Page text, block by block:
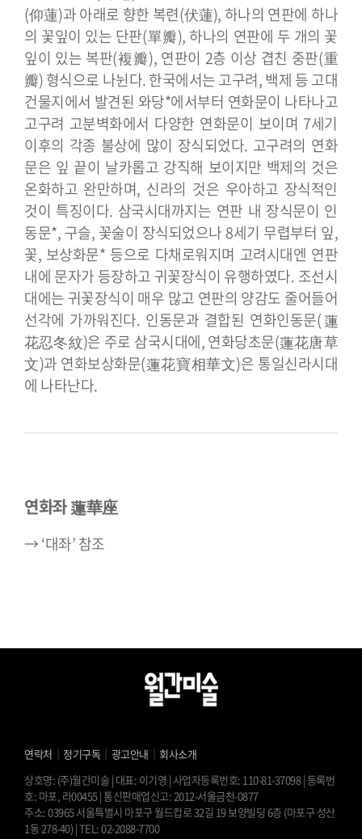
(仰蓮)과 아래로 향한 복련(伏蓮), 하나의 연판에 하나
의 꽃잎이 있는 단판(單瓣), 하나의 연판에 두 개의 꽃
잎이 있는 복판(複瓣), 연판이 2층 이상 겹친 중판(重
瓣) 형식으로 나뉜다.한국에서는 고구려, 백제 등 고대
건물지에서 발견된 와당*에서부터 연화문이 나타나고
고구려 고분벽화에서 다양한 연화문이 보이며 7세기
이후의 각종 불상에 많이 장식되었다. 고구려의 연화
문은 잎 끝이 날카롭고 강직해 보이지만 백제의 것은
온화하고 완만하며, 신라의 것은 우아하고 장식적인
것이 특징이다. 삼국시대까지는 연판 내 장식문이 인
동문*, 구슬, 꽃술이 장식되었으나 8세기 무렵부터 잎,
꽃, 보상화문* 등으로 다채로워지며 고려시대엔 연판
내에 문자가 등장하고 귀꽃장식이 유행하였다. 조선시
대에는 귀꽃장식이 매우 많고 연판의 양감도 줄어들어
선각에 가까워진다. 인동문과 결합된 연화인동문(蓮
花忍冬紋)은 주로 삼국시대에, 연화당초문(蓮花唐草
文)과 연화보상화문(蓮花寶相華文)은 통일신라시대
에 나타난다.
연화좌 蓮華座
→ ‘대좌’ 참조
연락처 ｜ 정기구독 ｜ 광고안내 ｜ 회사소개
상호명: (주)월간미술 | 대표: 이기영 | 사업자등록번호: 110-81-37098 | 등록번
호: 마포, 라00455 | 통신판매업신고: 2012-서울금천-0877
주소: 03965 서울특별시 마포구 월드컵로 32길 19 보양빌딩 6층 (마포구 성산
1동 278-40) | TEL: 02-2088-7700